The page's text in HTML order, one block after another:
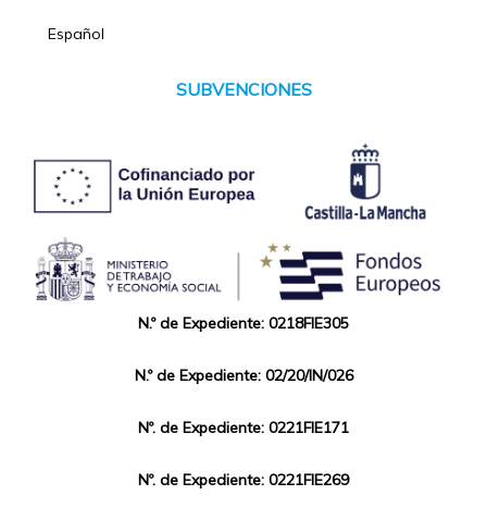
Español
SUBVENCIONES
N.º de Expediente: 0218FIE305
N.º de Expediente: 02/20/IN/026
Nº. de Expediente: 0221FIE171
Nº. de Expediente: 0221FIE269